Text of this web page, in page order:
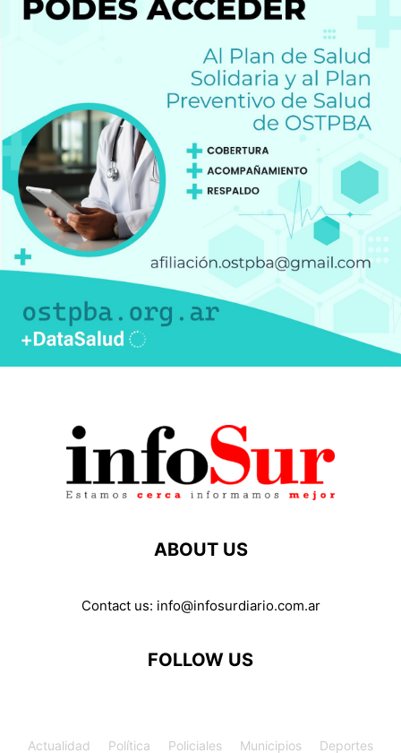
ABOUT US
Contact us: info@infosurdiario.com.ar
FOLLOW US
Actualidad Política Policiales Municipios Deportes